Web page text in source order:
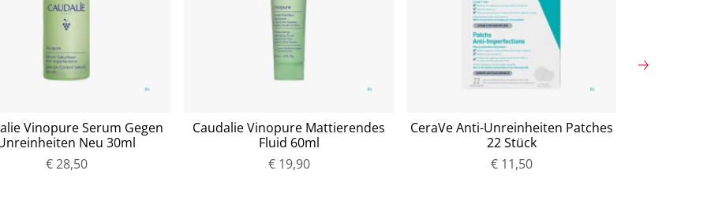
Vinopure Serum Gegen
Neu 30ml
€ 28,50
Caudalie Vinopure Mattierendes
Fluid 60ml
€ 19,90
CeraVe Anti-Unreinheiten Patches
22 Stück
€ 11,50
P
P
P